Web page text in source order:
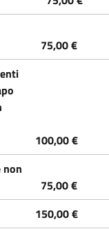
75,00 €
100,00 €
non
75,00 €
150,00 €